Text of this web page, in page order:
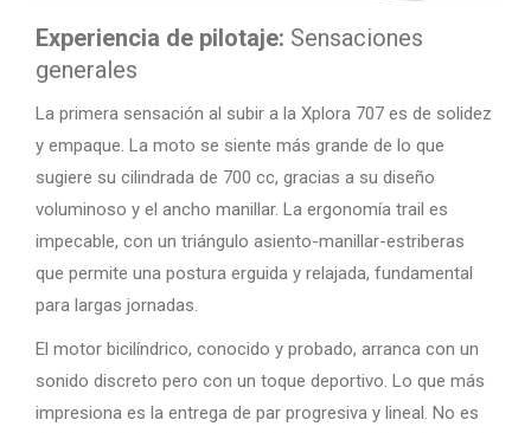
Experiencia de pilotaje: Sensaciones
generales
La primera sensación al subir a la Xplora 707 es de solidez
y empaque. La moto se siente más grande de lo que
sugiere su cilindrada de 700 cc, gracias a su diseño
voluminoso y el ancho manillar. La ergonomía trail es
impecable, con un triángulo asiento-manillar-estriberas
que permite una postura erguida y relajada, fundamental
para largas jornadas.
El motor bicilíndrico, conocido y probado, arranca con un
sonido discreto pero con un toque deportivo. Lo que más
impresiona es la entrega de par progresiva y lineal. No es